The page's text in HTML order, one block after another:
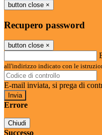
button close ×
Recupero password
button close ×
all'indirizzo indicato con le
E-mail inviata, si prega di
Errore
Chiudi
Successo